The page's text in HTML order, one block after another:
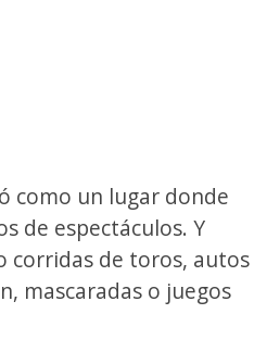
como un lugar donde
de espectáculos. Y
corridas de toros, autos
mascaradas o juegos